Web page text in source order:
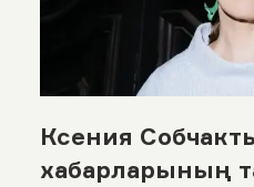
Ксения
хабарларының